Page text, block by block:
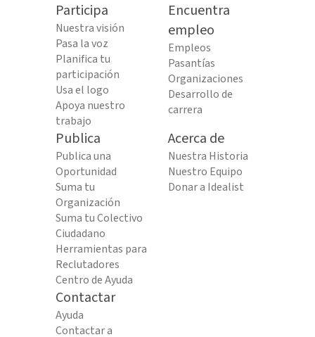
Participa
Nuestra visión
Pasa la voz
Planifica tu
participación
Usa el logo
Apoya nuestro
trabajo
Encuentra
empleo
Empleos
Pasantías
Organizaciones
Desarrollo de
carrera
Publica
Publica una
Oportunidad
Suma tu
Organización
Suma tu Colectivo
Ciudadano
Herramientas para
Reclutadores
Centro de Ayuda
Acerca de
Nuestra Historia
Nuestro Equipo
Donar a Idealist
Contactar
Ayuda
Contactar a